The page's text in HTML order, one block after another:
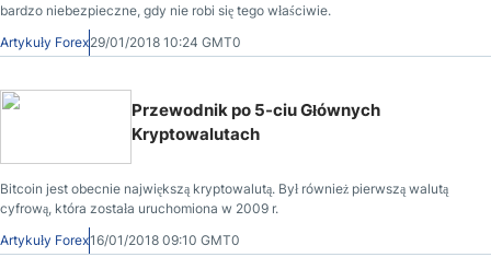
bardzo niebezpieczne, gdy nie robi się tego właściwie.
Artykuły Forex29/01/2018 10:24 GMT0
Przewodnik po 5-ciu Głównych
Kryptowalutach
Bitcoin jest obecnie największą kryptowalutą. Był również pierwszą walutą
cyfrową, która została uruchomiona w 2009 r.
Artykuły Forex16/01/2018 09:10 GMT0